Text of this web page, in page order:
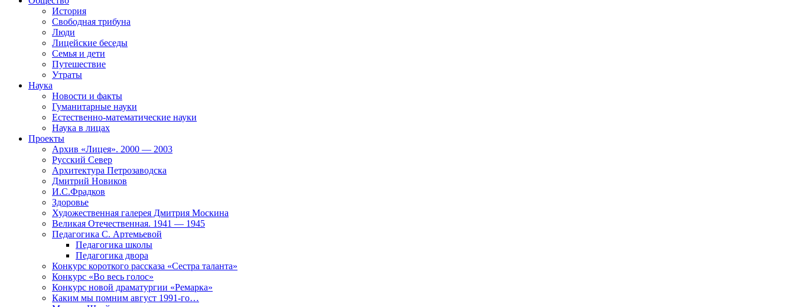
История
Свободная трибуна
Люди
Лицейские беседы
Семья и дети
Путешествие
Утраты
Наука
Новости и факты
Гуманитарные науки
Естественно-математические науки
Наука в лицах
Проекты
Архив «Лицея». 2000 — 2003
Русский Север
Архитектура Петрозаводска
Дмитрий Новиков
И.С.Фрадков
Здоровье
Художественная галерея Дмитрия Москина
Великая Отечественная. 1941 — 1945
Педагогика С. Артемьевой
Педагогика школы
Педагогика двора
Конкурс короткого рассказа «Сестра таланта»
Конкурс «Во весь голос»
Конкурс новой драматургии «Ремарка»
Каким мы помним август 1991-го…